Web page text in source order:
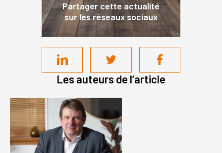
Partager cette actualité
sur les réseaux sociaux
Les auteurs de l’article